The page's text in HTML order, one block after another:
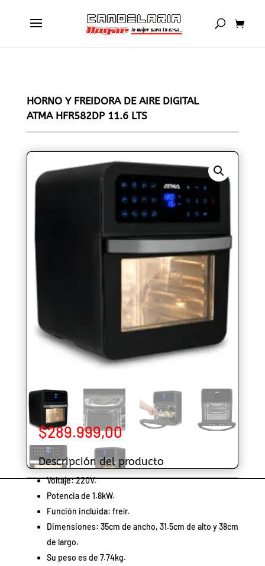
HORNO Y FREIDORA DE AIRE DIGITAL
ATMA HFR582DP 11.6 LTS
$289.999,00
Descripción del producto
Voltaje: 220V.
Potencia de 1.8kW.
Función incluida: freír.
Dimensiones: 35cm de ancho, 31.5cm de alto y 38cm
de largo.
Su peso es de 7.74kg.